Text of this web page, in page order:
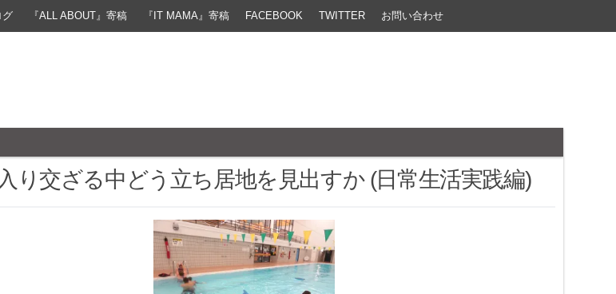
グ 『ALL ABOUT』寄稿 『IT MAMA』寄稿 FACEBOOK TWITTER お問い合わせ
り交ざる中どう立ち居地を見出すか (日常生活実践編)